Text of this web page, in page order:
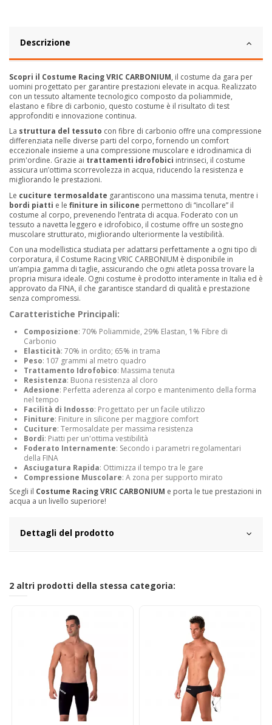
Descrizione
Scopri il Costume Racing VRIC CARBONIUM, il costume da gara per
uomini progettato per garantire prestazioni elevate in acqua. Realizzato
con un tessuto altamente tecnologico composto da poliammide,
elastano e fibre di carbonio, questo costume è il risultato di test
approfonditi e innovazione continua.
La struttura del tessuto con fibre di carbonio offre una compressione
differenziata nelle diverse parti del corpo, fornendo un comfort
eccezionale insieme a una compressione muscolare e idrodinamica di
prim'ordine. Grazie ai trattamenti idrofobici intrinseci, il costume
assicura un’ottima scorrevolezza in acqua, riducendo la resistenza e
migliorando le prestazioni.
Le cuciture termosaldate garantiscono una massima tenuta, mentre i
bordi piatti e le finiture in silicone permettono di “incollare” il
costume al corpo, prevenendo l’entrata di acqua. Foderato con un
tessuto a navetta leggero e idrofobico, il costume offre un sostegno
muscolare strutturato, migliorando ulteriormente la vestibilità.
Con una modellistica studiata per adattarsi perfettamente a ogni tipo di
corporatura, il Costume Racing VRIC CARBONIUM è disponibile in
un’ampia gamma di taglie, assicurando che ogni atleta possa trovare la
propria misura ideale. Ogni costume è prodotto interamente in Italia ed è
approvato da FINA, il che garantisce standard di qualità e prestazione
senza compromessi.
Caratteristiche Principali:
Composizione: 70% Poliammide, 29% Elastan, 1% Fibre di
Carbonio
Elasticità: 70% in ordito; 65% in trama
Peso: 107 grammi al metro quadro
Trattamento Idrofobico: Massima tenuta
Resistenza: Buona resistenza al cloro
Adesione: Perfetta aderenza al corpo e mantenimento della forma
nel tempo
Facilità di Indosso: Progettato per un facile utilizzo
Finiture: Finiture in silicone per maggiore comfort
Cuciture: Termosaldate per massima resistenza
Bordi: Piatti per un'ottima vestibilità
Foderato Internamente: Secondo i parametri regolamentari
della FINA
Asciugatura Rapida: Ottimizza il tempo tra le gare
Compressione Muscolare: A zona per supporto mirato
Scegli il Costume Racing VRIC CARBONIUM e porta le tue prestazioni in
acqua a un livello superiore!
Dettagli del prodotto
2 altri prodotti della stessa categoria: